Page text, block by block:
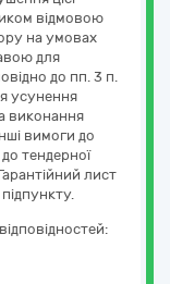
відмовою
на умовах
для
до пп. 3 п.
усунення
виконання
вимоги до
тендерної
лист